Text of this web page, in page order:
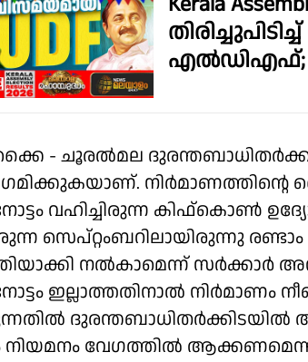
എൽഡിഎഫ്;
- ചൂരൽമല
നിർമാണത്തിന്റെ
വഹിച്ചിരുന്ന കിഫ്‌കൊൺ
സെപ്റ്റംബറിലായിരുന്നു
നൽകാമെന്ന് സർക്കാർ
ഇല്ലാത്തതിനാൽ നിർമാണം
ദുരന്തബാധിതർക്കിടയിൽ
നിയമനം വേഗത്തിൽ